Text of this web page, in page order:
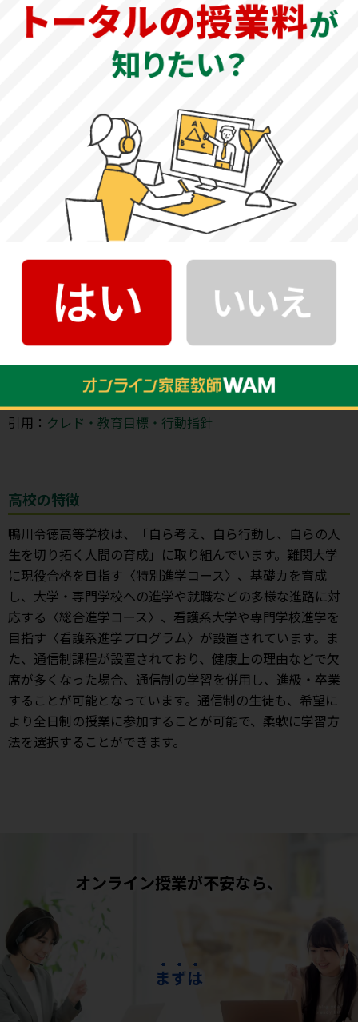
鴨川令徳高等学校：https://reitoku.ed.jp/
鴨川令徳高等学校 所在地情報
教育理念
教育目標
引用： クレド・教育目標・行動指針
高校の特徴
鴨川令徳高等学校は、「自ら考え、自ら行動し、自らの人
生を切り拓く人間の育成」に取り組んでいます。難関大学
に現役合格を目指す〈特別進学コース〉、基礎カを育成
し、大学・専門学校への進学や就職などの多様な進路に対
応する〈総合進学コース〉、看護系大学や専門学校進学を
目指す〈看護系進学プログラム〉が設置されています。ま
た、通信制課程が設置されており、健康上の理由などで欠
席が多くなった場合、通信制の学習を併用し、進級・卒業
することが可能となっています。通信制の生徒も、希望に
より全日制の授業に参加することが可能で、柔軟に学習方
法を選択することができます。
オンライン授業が不安なら、
まず は